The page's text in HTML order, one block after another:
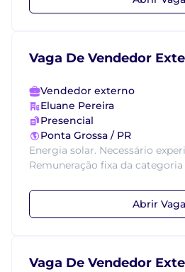
Vaga De Vendedor
Vendedor externo
Eluane Pereira
Presencial
Ponta Grossa / PR
Energia solar. Necessário
Remuneração fixa da categoria
Abrir Vaga
Vaga De Vendedor